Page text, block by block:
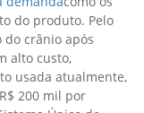
do produto. Pelo
crânio após
alto custo,
usada atualmente,
200 mil por